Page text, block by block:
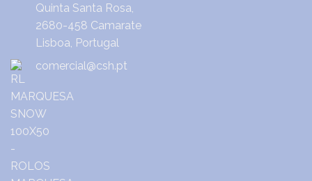
Quinta Santa Rosa,
2680-458 Camarate
Lisboa, Portugal
comercial@csh.pt